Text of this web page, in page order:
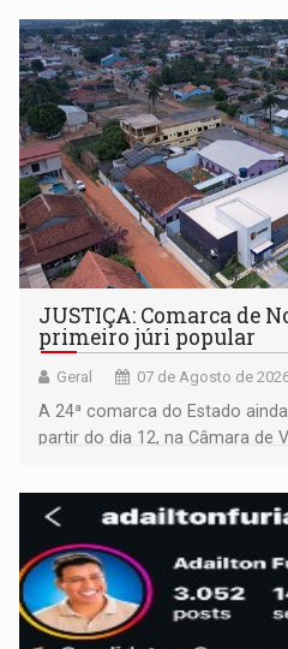
JUSTIÇA: Comarca de
primeiro júri popular
Geral 07 de Agosto de
A 24ª comarca do Estado
partir do dia 12, na Câmara de